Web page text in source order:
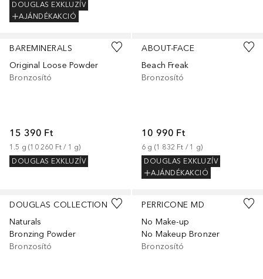
DOUGLAS EXKLUZÍV
AJÁNDÉKAKCIÓ
BAREMINERALS
Original Loose Powder
Bronzosító
15 390 Ft
1.5 g (10 260 Ft / 1 g)
DOUGLAS EXKLUZÍV
ABOUT-FACE
Beach Freak
Bronzosító
10 990 Ft
6 g (1 832 Ft / 1 g)
DOUGLAS EXKLUZÍV
AJÁNDÉKAKCIÓ
DOUGLAS COLLECTION
Naturals
Bronzing Powder
Bronzosító
PERRICONE MD
No Make-up
No Makeup Bronzer
Bronzosító